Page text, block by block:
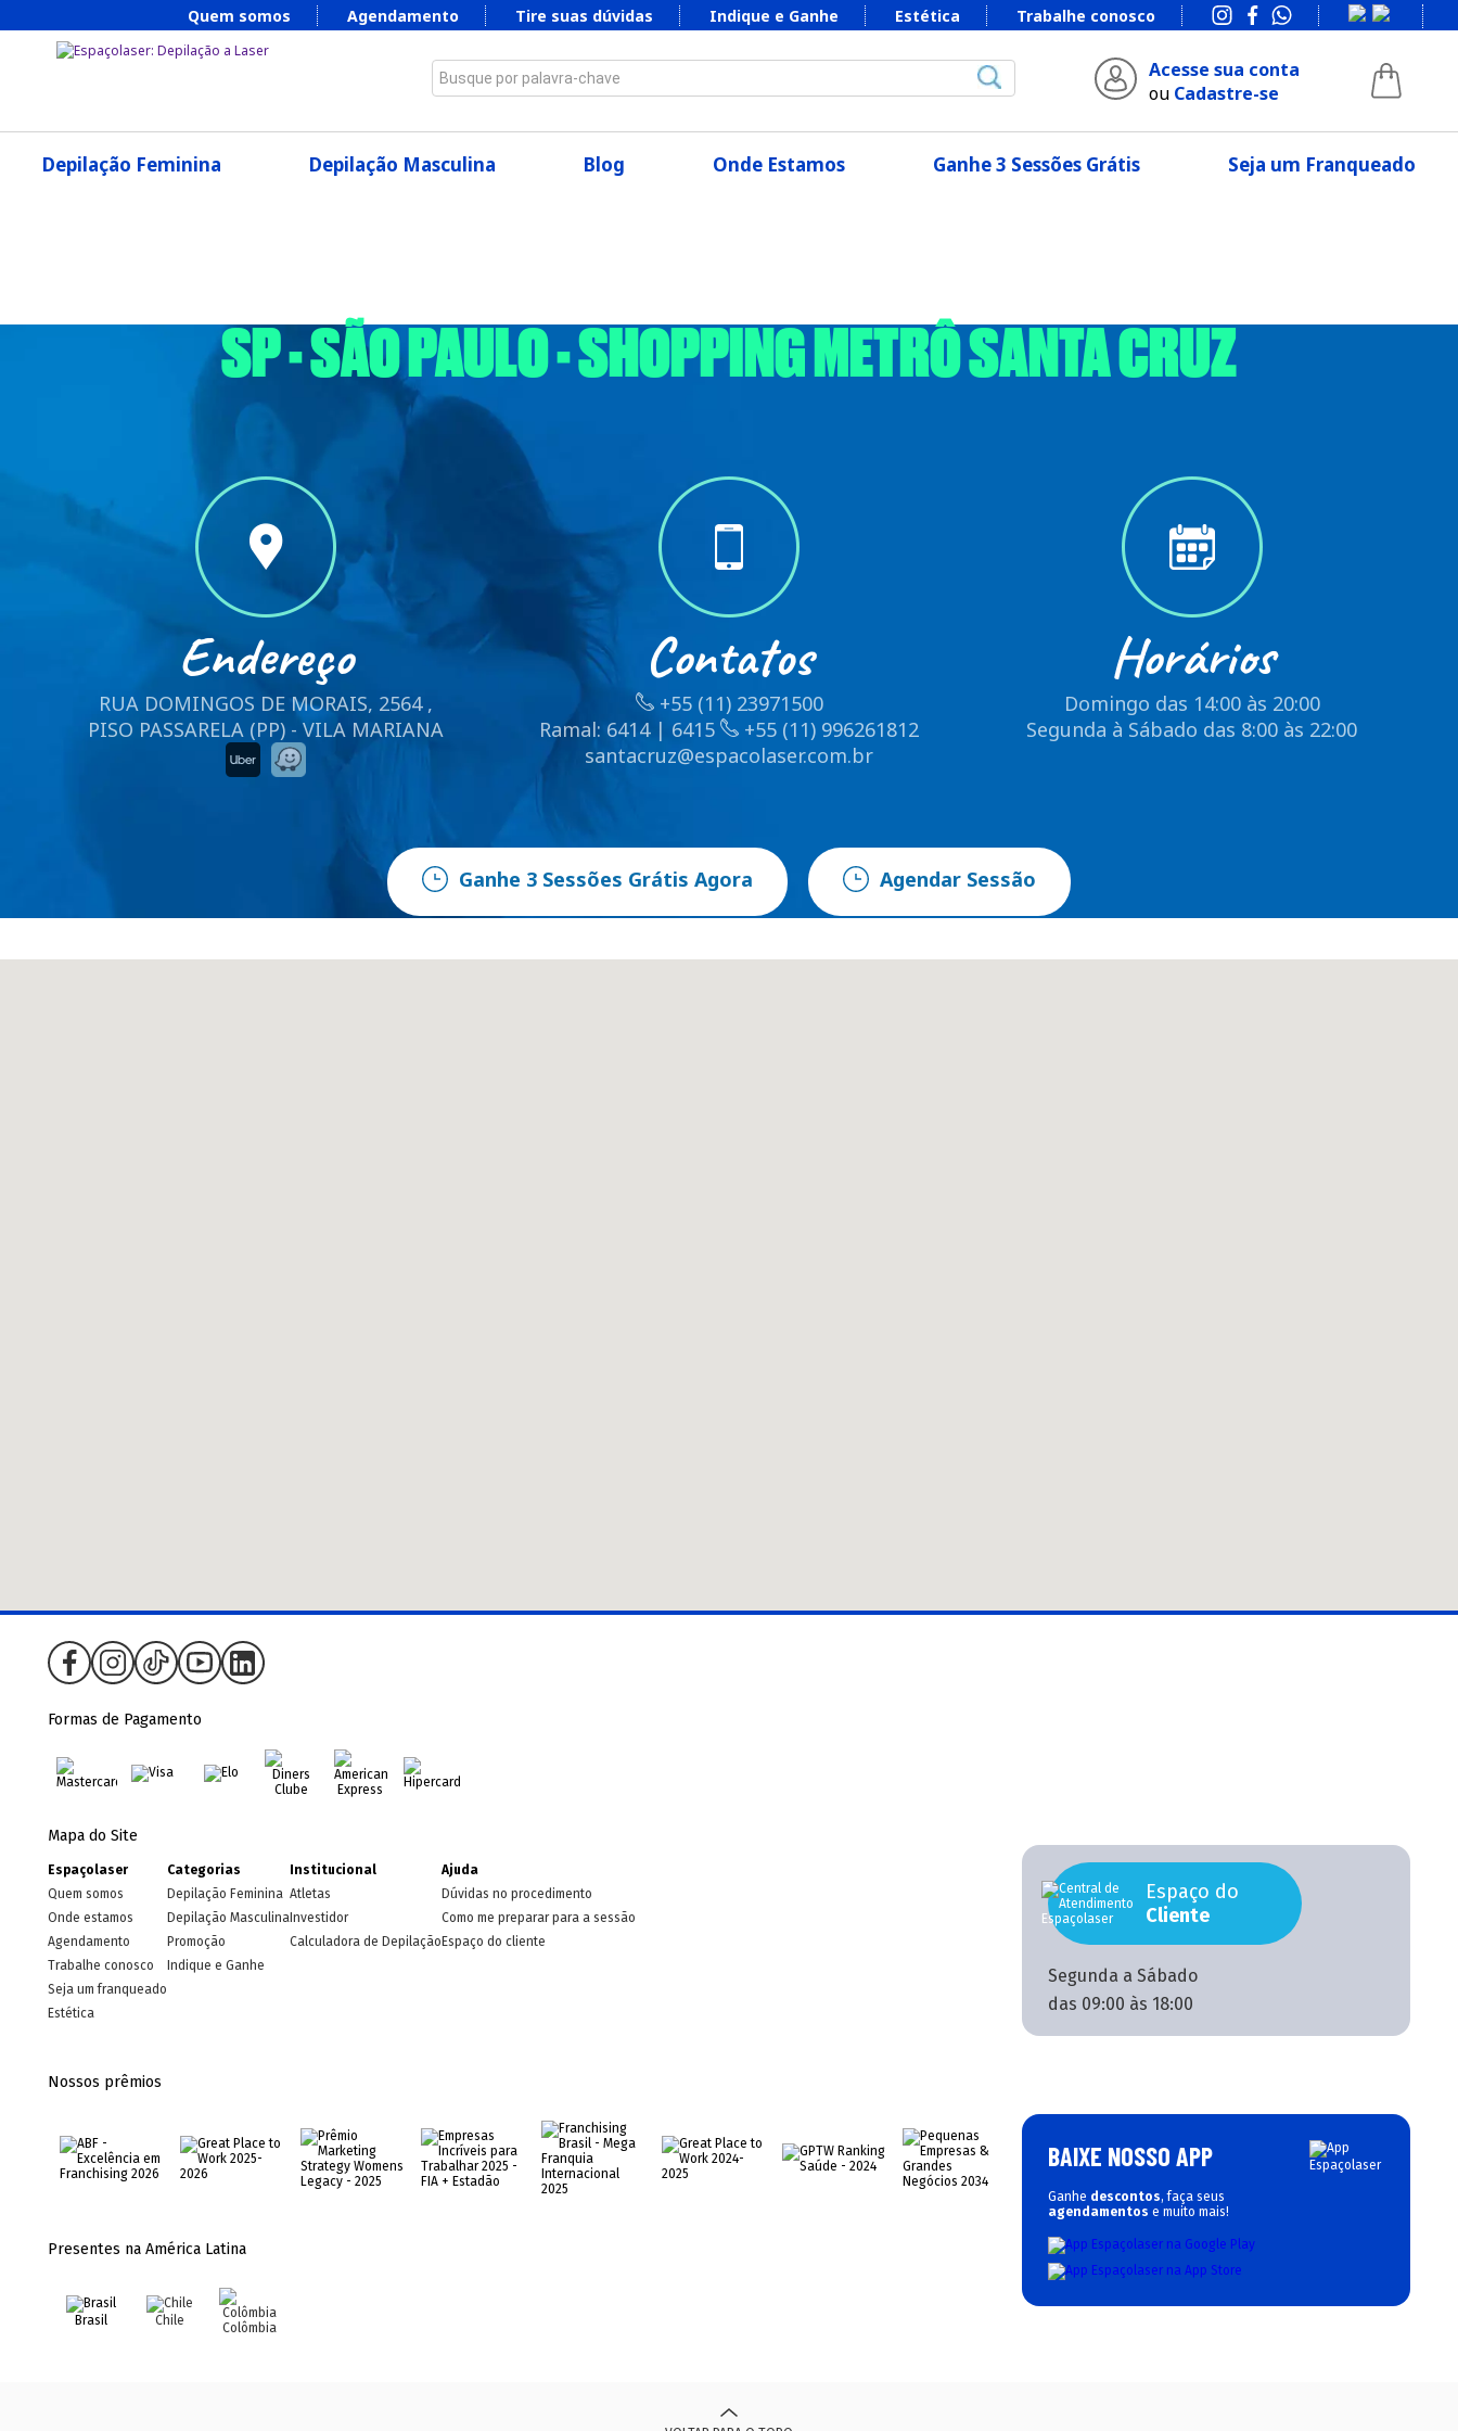
Quem somos Agendamento Tire suas dúvidas Indique e Ganhe Estética Trabalhe conosco
Busque por palavra-chave
Acesse sua conta
ou Cadastre-se
Depilação Feminina Depilação Masculina Blog Onde Estamos Ganhe 3 Sessões Grátis Seja um Franqueado
SP - SÃO PAULO - SHOPPING METRÔ SANTA CRUZ
Endereço
RUA DOMINGOS DE MORAIS, 2564 ,
PISO PASSARELA (PP) - VILA MARIANA
Contatos
+55 (11) 23971500
Ramal: 6414 | 6415
+55 (11) 996261812
santacruz@espacolaser.com.br
Horários
Domingo das 14:00 às 20:00
Segunda à Sábado das 8:00 às 22:00
Ganhe 3 Sessões Grátis Agora Agendar Sessão
Formas de Pagamento
Mapa do Site
Espaçolaser
Quem somos
Onde estamos
Agendamento
Trabalhe conosco
Seja um franqueado
Estética
Categorias
Depilação Feminina
Depilação Masculina
Promoção
Indique e Ganhe
Institucional
Atletas
Investidor
Calculadora de Depilação
Ajuda
Dúvidas no procedimento
Como me preparar para a sessão
Espaço do cliente
Espaço do
Cliente
Segunda a Sábado
das 09:00 às 18:00
Nossos prêmios
Presentes na América Latina
Brasil Chile Colômbia
BAIXE NOSSO APP
Ganhe descontos, faça seus
agendamentos e muito mais!